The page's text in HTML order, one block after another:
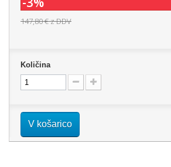
147,80 €z DDV
Količina
V košarico